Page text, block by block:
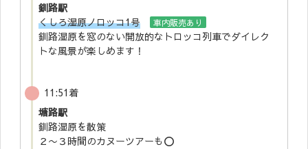
釧路駅
くしろ湿原ノロッコ1号
車内販売あり
釧路湿原を窓のない開放的なトロッコ列車でダイレク
トな風景が楽しめます！
11:51着
塘路駅
釧路湿原を散策
２〜３時間のカヌーツアーも⭕️